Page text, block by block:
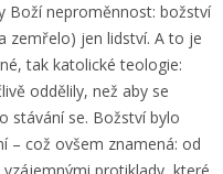
Boží neproměnnost: božství
zemřelo) jen lidství. A to je
tak katolické teologie:
oddělily, než aby se
stávání se. Božství bylo
– což ovšem znamená: od